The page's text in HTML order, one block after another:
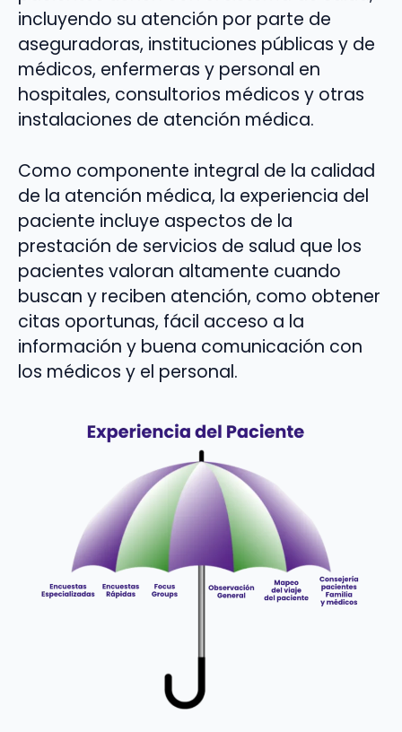
incluyendo su atención por parte de
aseguradoras, instituciones públicas y de
médicos, enfermeras y personal en
hospitales, consultorios médicos y otras
instalaciones de atención médica.
Como componente integral de la calidad
de la atención médica, la experiencia del
paciente incluye aspectos de la
prestación de servicios de salud que los
pacientes valoran altamente cuando
buscan y reciben atención, como obtener
citas oportunas, fácil acceso a la
información y buena comunicación con
los médicos y el personal.